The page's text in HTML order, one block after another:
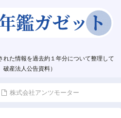
た情報を過去約１年分について整理して
破産法人公告資料）
株式会社アンツモーター